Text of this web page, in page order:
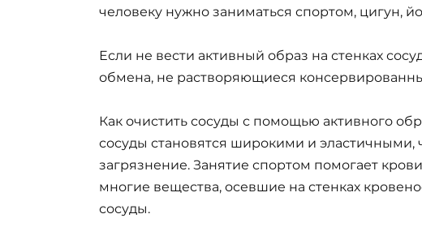
человеку нужно заниматься спортом, цигун,
Если не вести активный образ на стенках
обмена, не растворяющиеся
Как очистить сосуды с помощью активного
сосуды становятся широкими и эластичными,
загрязнение. Занятие спортом помогает
многие вещества, осевшие на стенках
сосуды.